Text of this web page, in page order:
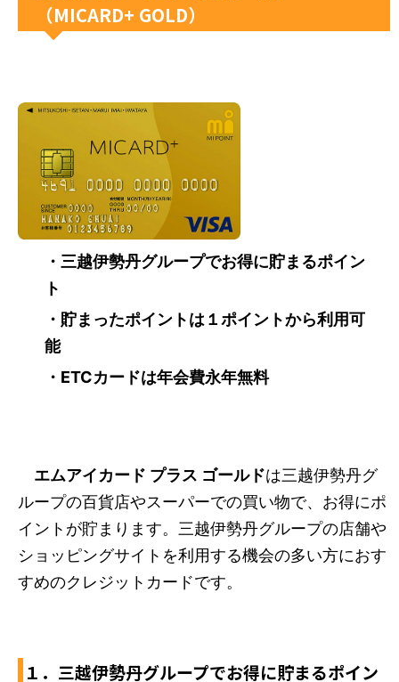
（MICARD+ GOLD）
・三越伊勢丹グループでお得に貯まるポイン
ト
・貯まったポイントは１ポイントから利用可
能
・ETCカードは年会費永年無料
エムアイカード プラス ゴールドは三越伊勢丹グ
ループの百貨店やスーパーでの買い物で、お得にポ
イントが貯まります。三越伊勢丹グループの店舗や
ショッピングサイトを利用する機会の多い方におす
すめのクレジットカードです。
１．三越伊勢丹グループでお得に貯まるポイン